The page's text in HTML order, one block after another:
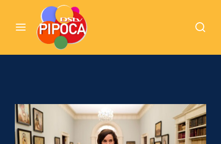
Cinemundo – Onde O Cinema Acontece
Login
Password